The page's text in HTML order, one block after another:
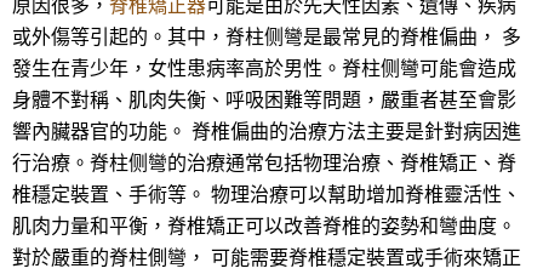
或外傷等引起的。其中，脊柱侧彎是最常見的脊椎偏曲， 多
發生在青少年，女性患病率高於男性。脊柱侧彎可能會造成
身體不對稱、肌肉失衡、呼吸困難等問題，嚴重者甚至會影
響內臟器官的功能。 脊椎偏曲的治療方法主要是針對病因進
行治療。脊柱侧彎的治療通常包括物理治療、脊椎矯正、脊
椎穩定裝置、手術等。 物理治療可以幫助增加脊椎靈活性、
肌肉力量和平衡，脊椎矯正可以改善脊椎的姿勢和彎曲度。
對於嚴重的脊柱側彎， 可能需要脊椎穩定裝置或手術來矯正